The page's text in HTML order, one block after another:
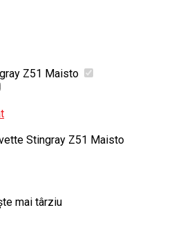
Z51 Maisto
Stingray Z51 Maisto
mai târziu